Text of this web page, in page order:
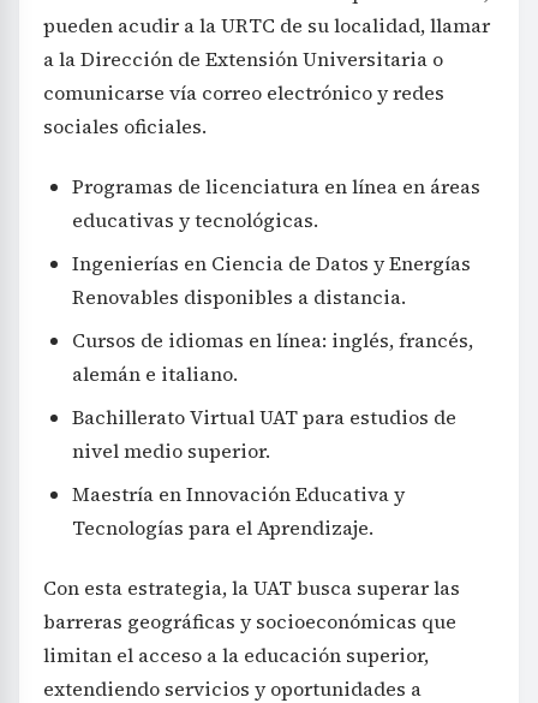
pueden acudir a la URTC de su localidad, llamar
a la Dirección de Extensión Universitaria o
comunicarse vía correo electrónico y redes
sociales oficiales.
Programas de licenciatura en línea en áreas
educativas y tecnológicas.
Ingenierías en Ciencia de Datos y Energías
Renovables disponibles a distancia.
Cursos de idiomas en línea: inglés, francés,
alemán e italiano.
Bachillerato Virtual UAT para estudios de
nivel medio superior.
Maestría en Innovación Educativa y
Tecnologías para el Aprendizaje.
Con esta estrategia, la UAT busca superar las
barreras geográficas y socioeconómicas que
limitan el acceso a la educación superior,
extendiendo servicios y oportunidades a